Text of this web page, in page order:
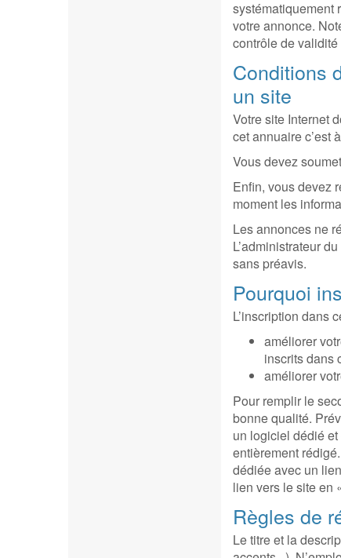
systématiquement
votre annonce.
contrôle de validité
Conditions
un site
Votre site Internet
cet annuaire c’est
Vous devez
Enfin, vous devez
moment les
Les annonces ne
L’administrateur
sans préavis.
Pourquoi
L’inscription dans
améliorer
inscrits dans
améliorer
Pour remplir le
bonne qualité.
un logiciel dédié
entièrement
dédiée avec un
lien vers le site en
Règles de
Le titre et la